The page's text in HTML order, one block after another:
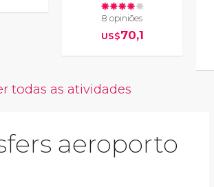
8 opiniões
US$70,1
todas as atividades
aeroporto